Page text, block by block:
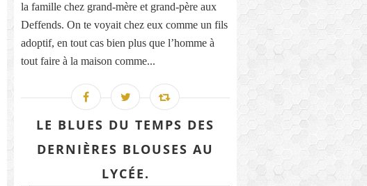
la famille chez grand-mère et grand-père aux
Deffends. On te voyait chez eux comme un fils
adoptif, en tout cas bien plus que l’homme à
tout faire à la maison comme...
LE BLUES DU TEMPS DES
DERNIÈRES BLOUSES AU
LYCÉE.